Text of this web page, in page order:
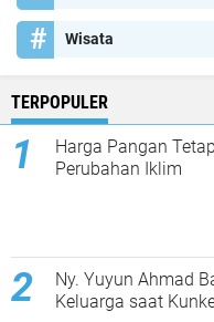
Wisata
TERPOPULER
Harga Pangan
Perubahan Iklim
Ny. Yuyun Ahmad
Keluarga saat